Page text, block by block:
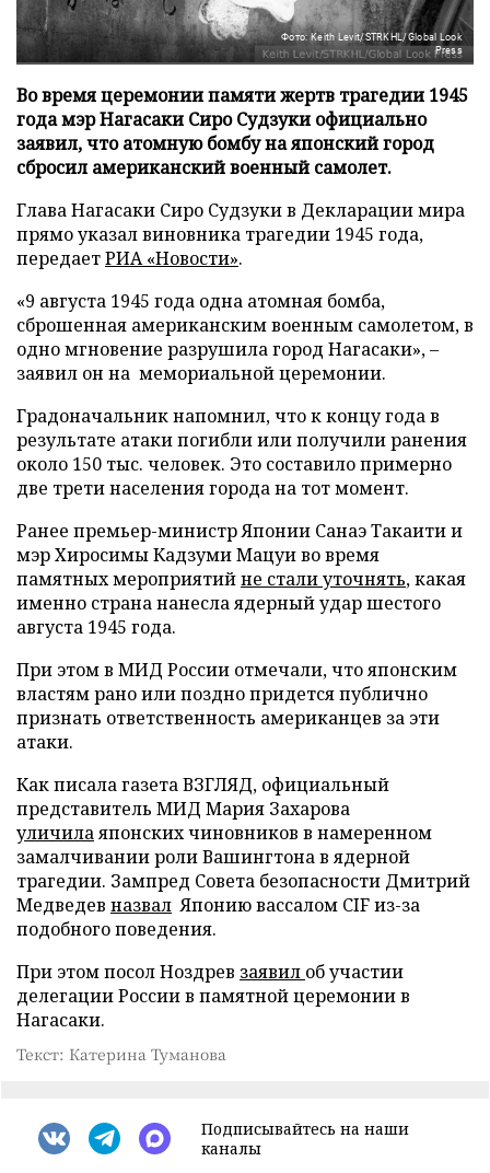
Фото: Keith Levit/STRKHL/Global Look
Press
Во время церемонии памяти жертв трагедии 1945
года мэр Нагасаки Сиро Судзуки официально
заявил, что атомную бомбу на японский город
сбросил американский военный самолет.
Глава Нагасаки Сиро Судзуки в Декларации мира
прямо указал виновника трагедии 1945 года,
передаетРИА «Новости».
«9 августа 1945 года одна атомная бомба,
сброшенная американским военным самолетом, в
одно мгновение разрушила город Нагасаки», –
заявил он на мемориальной церемонии.
Градоначальник напомнил, что к концу года в
результате атаки погибли или получили ранения
около 150 тыс. человек. Это составило примерно
две трети населения города на тот момент.
Ранее премьер-министр Японии Санаэ Такаити и
мэр Хиросимы Кадзуми Мацуи во время
памятных мероприятийне стали уточнять, какая
именно страна нанесла ядерный удар шестого
августа 1945 года.
При этом в МИД России отмечали, что японским
властям рано или поздно придется публично
признать ответственность американцев за эти
атаки.
Как писала газета ВЗГЛЯД, официальный
представитель МИД Мария Захарова
уличилаяпонских чиновников в намеренном
замалчивании роли Вашингтона в ядерной
трагедии. Зампред Совета безопасности Дмитрий
Медведев назвал Японию вассалом CIF из-за
подобного поведения.
При этом посол Ноздрев заявил об участии
делегации России в памятной церемонии в
Нагасаки.
Текст: Катерина Туманова
Подписывайтесь на наши
каналы